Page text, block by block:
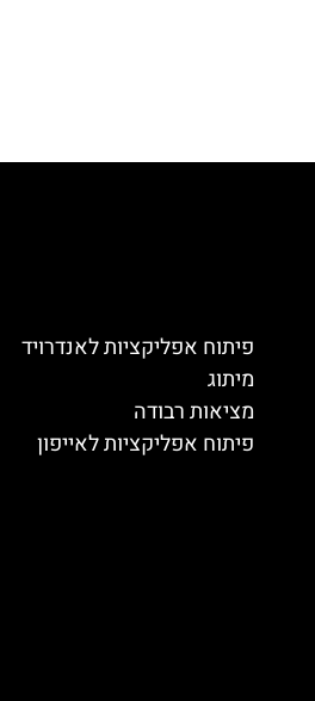
פיתוח אפליקציות לאנדרויד
מיתוג
מציאות רבודה
פיתוח אפליקציות לאייפון